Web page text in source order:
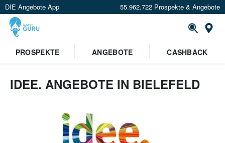
DIE Angebote App 55.962.722 Prospekte & Angebote
PROSPEKTE
ANGEBOTE CASHBACK
IDEE. ANGEBOTE IN BIELEFELD